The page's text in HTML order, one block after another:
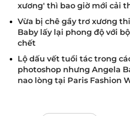
xương' thì bao giờ mới cải
Vừa bị chê gầy trơ xương
Baby lấy lại phong độ với
chết
Lộ dấu vết tuổi tác trong
photoshop nhưng Angela
nao lòng tại Paris Fashion